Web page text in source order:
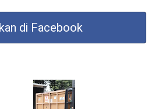
di Facebook